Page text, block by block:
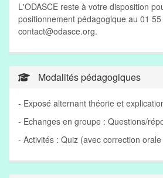
L'ODASCE reste à votre disposition
positionnement pédagogique au 01
contact@odasce.org.
Modalités pédagogiques
- Exposé alternant théorie et
- Echanges en groupe : Questions/
- Activités : Quiz (avec correction